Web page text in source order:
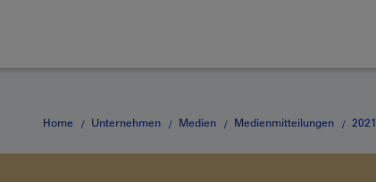
Home Unternehmen Medien Medienmitteilungen 2021